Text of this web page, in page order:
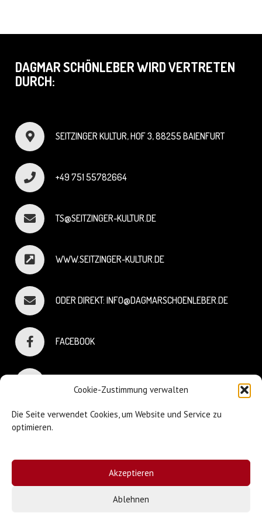
Cookie-Zustimmung verwalten
Die Seite verwendet Cookies, um Website und Service zu
optimieren.
Akzeptieren
Ablehnen
DAGMAR SCHÖNLEBER WIRD VERTRETEN
DURCH:
SEITZINGER KULTUR, HOF 3, 88255 BAIENFURT
+49 751 55782664
TS@SEITZINGER-KULTUR.DE
WWW.SEITZINGER-KULTUR.DE
ODER DIREKT: INFO@DAGMARSCHOENLEBER.DE
FACEBOOK
Sniffing Dog